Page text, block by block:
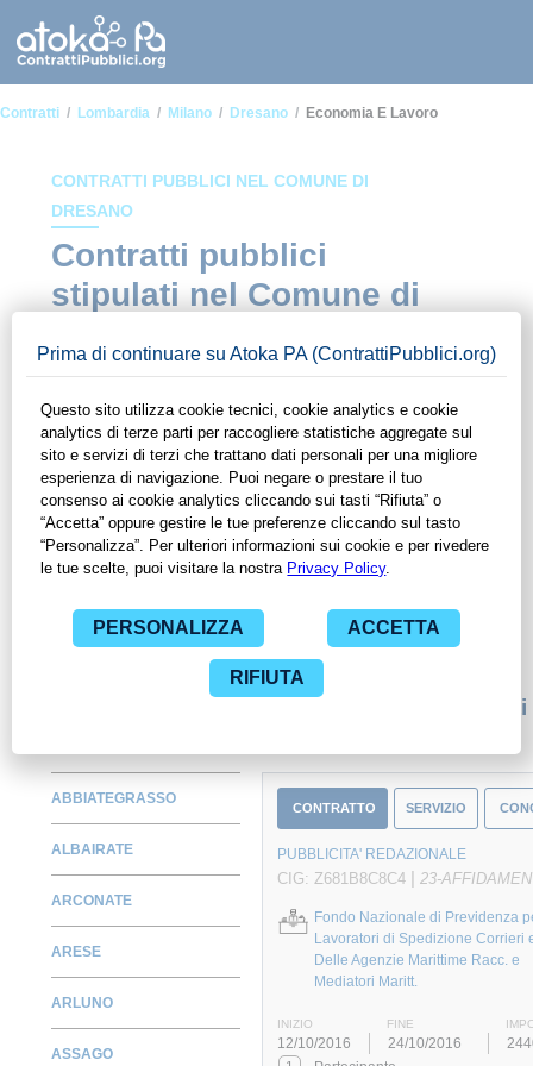
Contratti Lombardia Milano Dresano Economia E Lavoro
CONTRATTI PUBBLICI NEL COMUNE DI
DRESANO
Contratti pubblici
stipulati nel Comune di
Economia e lavoro
In questa sezione del sito di ContrattiPubblici.org potrai avere
ad alcuni dei contratti presenti nella piattaforma stipulati
all'interno del Comune di Dresano in ambito Economia e
lavoro. Grazie alle funzionalità di ContrattiPubblici.org potrai
monitorare la scadenza dei contratti pubblici di tuo interesse e
programmare la tua attività commerciale con le Pubbliche
Amministrazioni con largo anticipo. Il servizio di
ContrattiPubblici.org offre agli utenti 7 giorni di prova gratuiti
per avere l'opportunità di conoscere e consultare tutti i dati
affidamenti diretti.
Monitora alcuni
ABBIATEGRASSO
ALBAIRATE
ARCONATE
ARESE
ARLUNO
ASSAGO
CONTRATTO SERVIZIO
PUBBLICITA' REDAZIONALE
CIG: Z681B8C8C4 | 23-
Fondo Nazionale di Previdenza
Lavoratori di Spedizione Corrieri
Delle Agenzie Marittime Racc. e
Mediatori Maritt.
INIZIO FINE
12/10/2016 24/10/2016